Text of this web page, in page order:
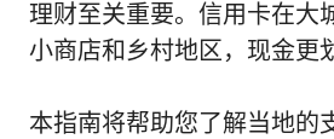
理财至关重要。信用卡在大
小商店和乡村地区，现金更
本指南将帮助您了解当地的